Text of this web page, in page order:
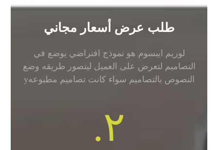
طلب عرض أسعار مجاني
لوريم ايبسوم هو نموذج افتراضي يوضع في
التصاميم لتعرض على العميل ليتصور طريقه وضع
النصوص بالتصاميم سواء كانت تصاميم مطبوعهy
٢.